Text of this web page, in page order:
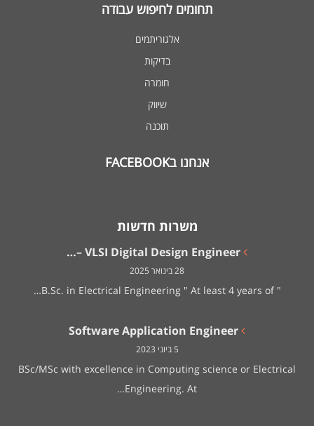
תחומים לחיפוש עבודה
אלגוריתמים
בדיקות
חומרה
שיווק
תוכנה
אנחנו בFACEBOOK
משרות חדשות
VLSI Digital Design Engineer –…
28 בינואר 2025
" B.Sc. in Electrical Engineering " At least 4 years of…
Software Application Engineer
5 ביוני 2023
BSc/MSc with excellence in Computing science or Electrical
Engineering. At…